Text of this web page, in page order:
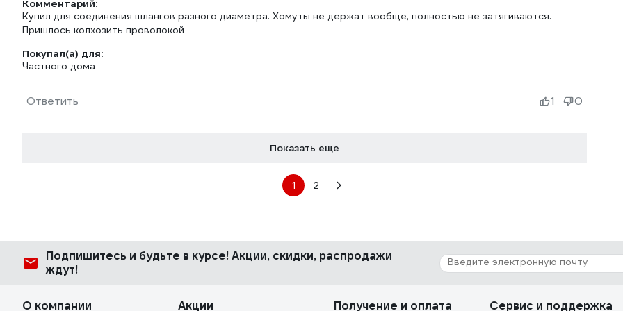
Комментарий:
Купил для соединения шлангов разного диаметра. Хомуты не держат вообще, полностью не затягиваются.
Пришлось колхозить проволокой
Покупал(а) для:
Частного дома
Ответить 1 0
Показать еще
1 2
Подпишитесь и будьте в курсе! Акции, скидки, распродажи
ждут!
О компании Акции Получение и оплата Сервис и поддержка